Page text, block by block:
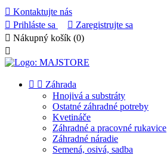
 Kontaktujte nás
 Prihláste sa  Zaregistrujte sa
 Nákupný košík (0)

  Záhrada
Hnojivá a substráty
Ostatné záhradné potreby
Kvetináče
Záhradné a pracovné rukavice
Záhradné náradie
Semená, osivá, sadba